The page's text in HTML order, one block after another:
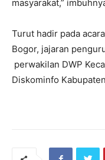
masyarakat,”
Turut hadir pada
Bogor, jajaran
perwakilan DWP
Diskominfo